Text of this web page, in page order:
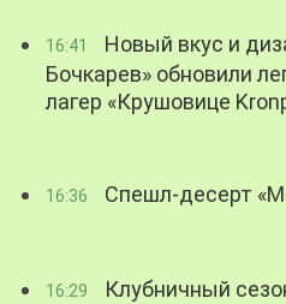
16:41
Новый вкус и
Бочкарев» обновили
лагер «Крушовице
16:36 Спешл-десерт
16:29 Клубничный